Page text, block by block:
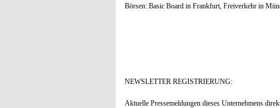
Börsen: Basic Board in Frankfurt, Freiverkehr in
NEWSLETTER REGISTRIERUNG:
Aktuelle Pressemeldungen dieses Unternehmens